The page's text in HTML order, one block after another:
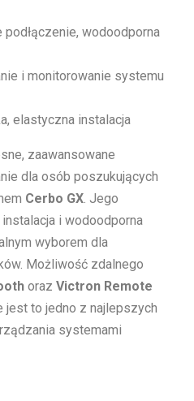
wodoodporna
i monitorowanie systemu
elastyczna instalacja
zaawansowane
dla osób poszukujących
Cerbo GX. Jego
i wodoodporna
wyborem dla
Możliwość zdalnego
oraz Victron Remote
jest to jedno z najlepszych
systemami